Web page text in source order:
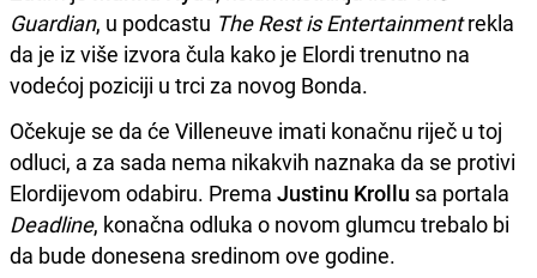
Guardian, u podcastu The Rest is Entertainmentrekla
da je iz više izvora čula kako je Elordi trenutno na
vodećoj poziciji u trci za novog Bonda.
Očekuje se da će Villeneuve imati konačnu riječ u toj
odluci, a za sada nema nikakvih naznaka da se protivi
Elordijevom odabiru. Prema Justinu Krollu sa portala
Deadline, konačna odluka o novom glumcu trebalo bi
da bude donesena sredinom ove godine.